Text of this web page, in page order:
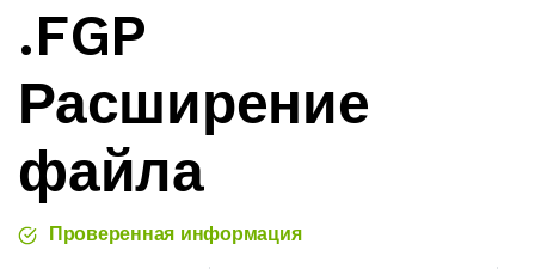
.FGP
Расширение
файла
Проверенная информация